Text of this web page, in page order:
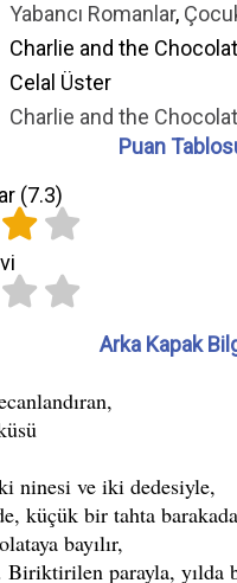
Yabancı Romanlar,
Charlie and the
Celal Üster
Charlie and the
Puan
(7.3)
Arka Kapak